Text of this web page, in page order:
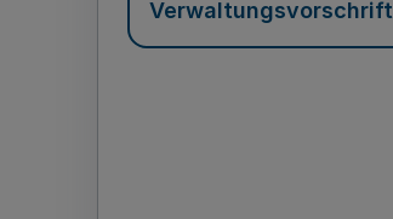
Verwaltungsvorschrift